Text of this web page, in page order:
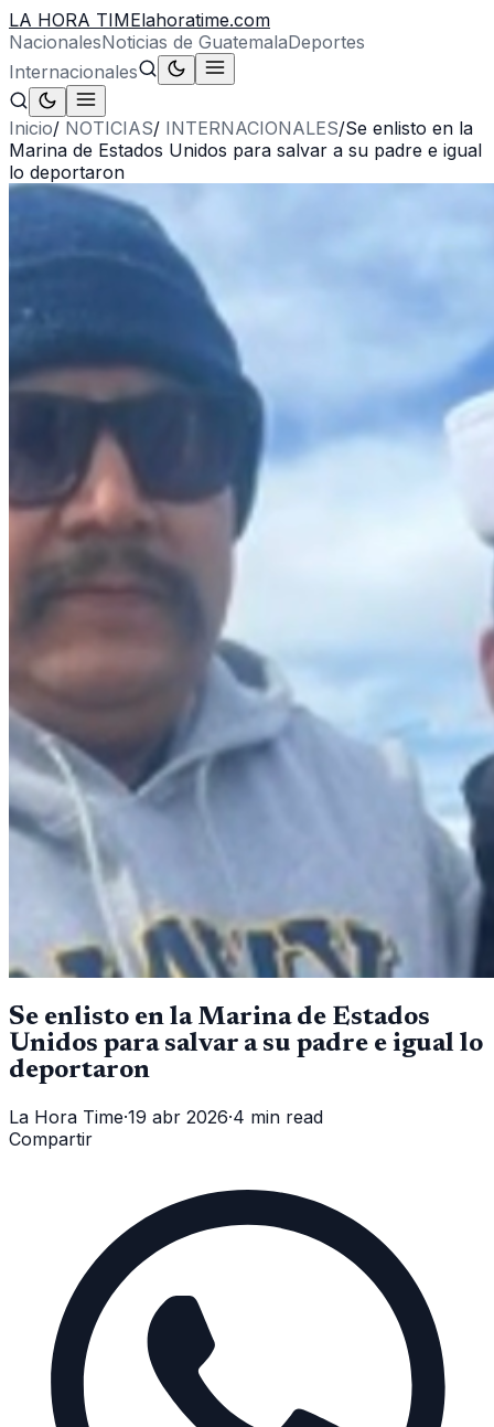
LA HORA TIMElahoratime.com
NacionalesNoticias de GuatemalaDeportes
Internacionales
Inicio/ NOTICIAS/ INTERNACIONALES/Se enlisto en la
Marina de Estados Unidos para salvar a su padre e igual
lo deportaron
Se enlisto en la Marina de Estados
Unidos para salvar a su padre e igual lo
deportaron
La Hora Time·19 abr 2026·4 min read
Compartir